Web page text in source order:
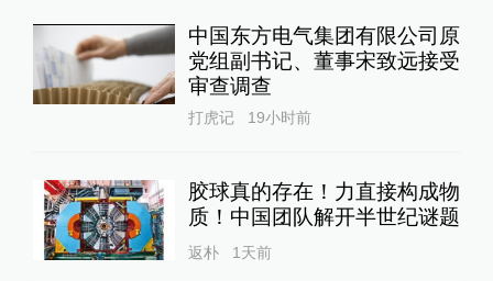
中国东方电气集团有限公司原
党组副书记、董事宋致远接受
审查调查
打虎记 19小时前
胶球真的存在！力直接构成物
质！中国团队解开半世纪谜题
返朴 1天前